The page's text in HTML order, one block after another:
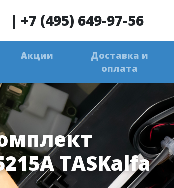
| +7 (495) 649-97-56
Акции
Доставка и
оплата
TASKalfa